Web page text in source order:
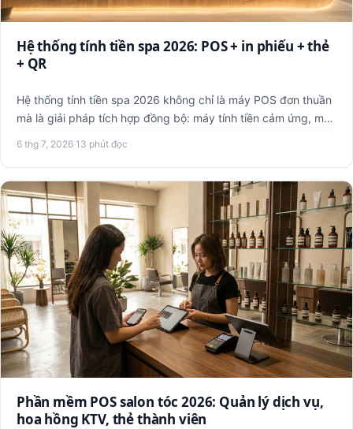
Hệ thống tính tiền spa 2026: POS + in phiếu + thẻ
+ QR
Hệ thống tính tiền spa 2026 không chỉ là máy POS đơn thuần
mà là giải pháp tích hợp đồng bộ: máy tính tiền cảm ứng, máy
6 thg 7, 2026·13 phút đọc
Phần mềm POS salon tóc 2026: Quản lý dịch vụ,
hoa hồng KTV, thẻ thành viên